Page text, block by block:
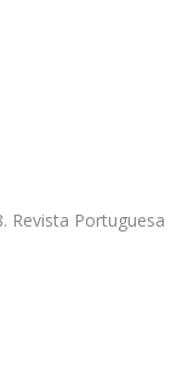
Revista Portuguesa